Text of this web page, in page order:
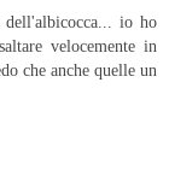
io ho
velocemente in
che anche quelle un